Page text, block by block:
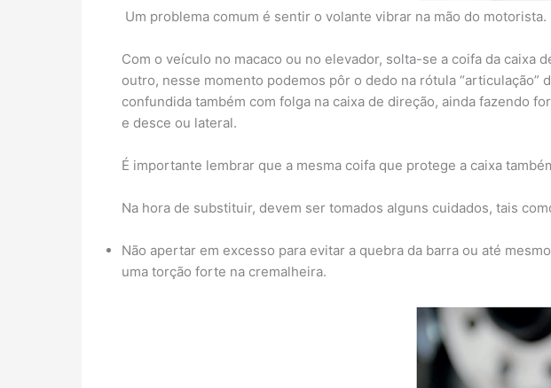
Um problema comum é sentir o volante vibrar na mão do motorista.
Com o veículo no macaco ou no elevador, solta-se a coifa da caixa
outro, nesse momento podemos pôr o dedo na rótula
confundida também com folga na caixa de direção, ainda fazendo
e desce ou lateral.
É importante lembrar que a mesma coifa que protege a caixa
Na hora de substituir, devem ser tomados alguns cuidados, tais
Não apertar em excesso para evitar a quebra da barra ou até
uma torção forte na cremalheira.